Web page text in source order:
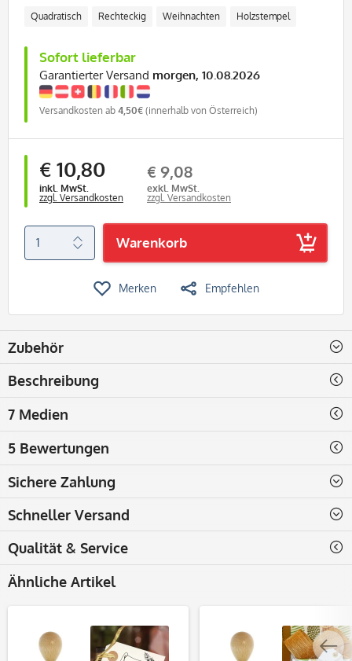
Quadratisch Rechteckig Weihnachten Holzstempel
Sofort lieferbar
Garantierter Versand morgen, 10.08.2026
Versandkosten ab 4,50€ (innerhalb von Österreich)
€ 10,80
inkl. MwSt.
zzgl. Versandkosten
€ 9,08
exkl. MwSt.
zzgl. Versandkosten
Warenkorb
Merken Empfehlen
Zubehör
Beschreibung
7 Medien
5 Bewertungen
Sichere Zahlung
Schneller Versand
Qualität & Service
Ähnliche Artikel